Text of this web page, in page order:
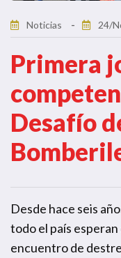
Noticias 24/
Primera
Desafío
Desde hace seis
todo el país esperan
encuentro de